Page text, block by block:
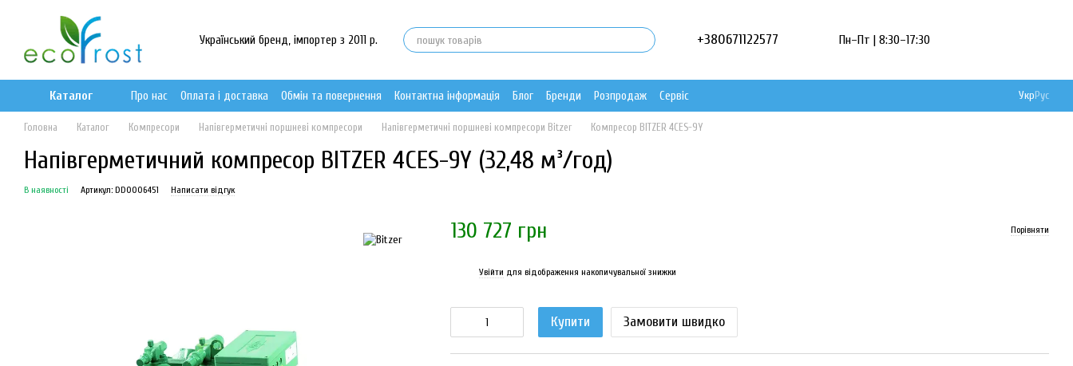
Український бренд, імпортер з 2011 р. +380671122577 Пн–Пт | 8:30–17:30
Каталог Про нас Оплата і доставка Обмін та повернення Контактна інформація Блог Бренди Розпродаж Сервіс УкрРус
Головна Каталог Компресори Напівгерметичні поршневі компресори Напівгерметичні поршневі компресори Bitzer Компресор BITZER 4CES-9Y
Напівгерметичний компресор BITZER 4CES-9Y (32,48 м³/год)
В наявності Артикул: DD0006451 Написати відгук
130 727 грн Порівняти
Увійти для відображення накопичувальної знижки
Купити Замовити швидко